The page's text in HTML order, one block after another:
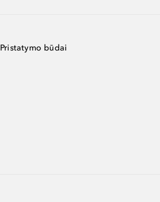
Pristatymo būdai